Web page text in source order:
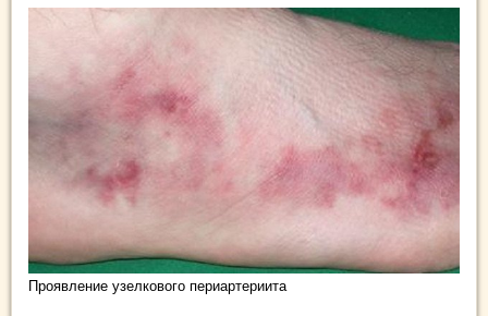
Проявление узелкового периартериита